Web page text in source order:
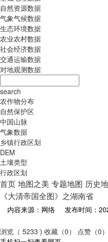
自然资源数据
气象气候数据
生态环境数据
农业农村数据
社会经济数据
交通运输数据
对地观测数据
search
农作物分布
自然保护区
中国山脉
气象数据
乡镇行政区划
DEM
土壤类型
行政区划
首页 地图之美 专题地图 历史
《大清帝国全图》之湖南省
内容来源：网络 发布时间：
浏览（ 5233 ) 收藏（0） 点赞（0）